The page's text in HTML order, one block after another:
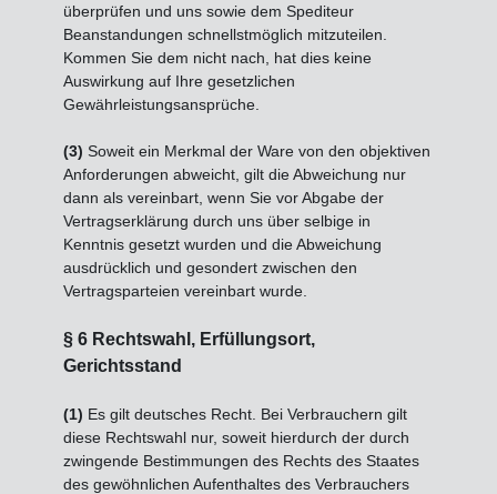
überprüfen und uns sowie dem Spediteur
Beanstandungen schnellstmöglich mitzuteilen.
Kommen Sie dem nicht nach, hat dies keine
Auswirkung auf Ihre gesetzlichen
Gewährleistungsansprüche.
(3) Soweit ein Merkmal der Ware von den objektiven
Anforderungen abweicht, gilt die Abweichung nur
dann als vereinbart, wenn Sie vor Abgabe der
Vertragserklärung durch uns über selbige in
Kenntnis gesetzt wurden und die Abweichung
ausdrücklich und gesondert zwischen den
Vertragsparteien vereinbart wurde.
§ 6 Rechtswahl, Erfüllungsort,
Gerichtsstand
(1) Es gilt deutsches Recht. Bei Verbrauchern gilt
diese Rechtswahl nur, soweit hierdurch der durch
zwingende Bestimmungen des Rechts des Staates
des gewöhnlichen Aufenthaltes des Verbrauchers